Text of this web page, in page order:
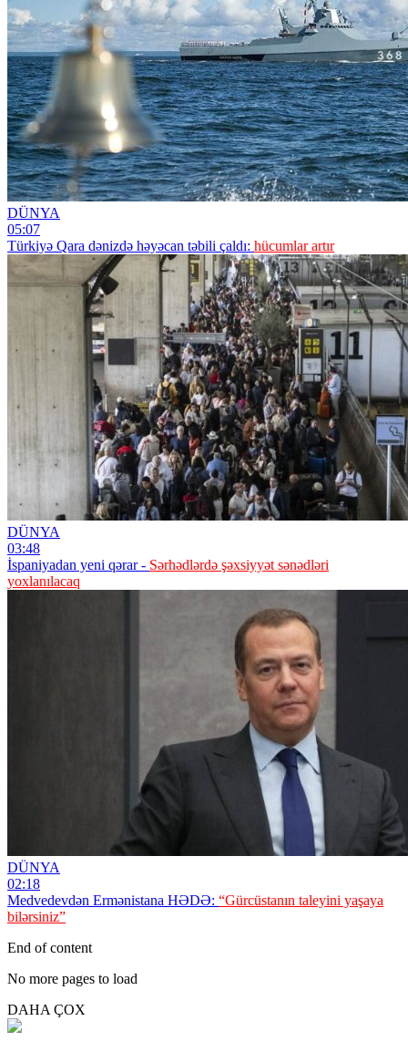
DÜNYA
05:07
Türkiyə Qara dənizdə həyəcan təbili çaldı: hücumlar artır
DÜNYA
03:48
İspaniyadan yeni qərar - Sərhədlərdə şəxsiyyət sənədləri
yoxlanılacaq
DÜNYA
02:18
Medvedevdən Ermənistana HƏDƏ: “Gürcüstanın taleyini yaşaya
bilərsiniz”
End of content
No more pages to load
DAHA ÇOX